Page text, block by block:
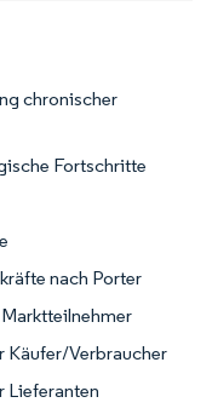
chronischer
Fortschritte
nach Porter
Käufer/Verbraucher
Lieferanten